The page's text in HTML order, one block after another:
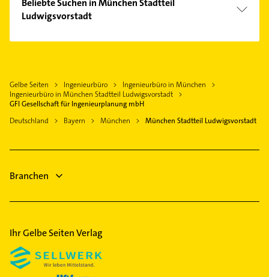
Aubing
Berg am Laim
Bogenhausen
Forstenried
Freiham
Freimann
Harlaching
Laim
Lehel
Lochhausen
Gräfelfing
Ottobrunn
Oberhaching
Karlsfeld
Maler
Steuerberater
Phoniatrie
Lüftungsanlagen
Ludwigsvorstadt
Heizung & Sanitär
Physikalische Therapie
Physiotherapie
Immobilien
Gelbe Seiten Ingenieurbüro
Ingenieurbüro in München
Ingenieurbüro in München Stadtteil Ludwigsvorstadt
GFI Gesellschaft für Ingenieurplanung mbH
Deutschland
Bayern München München Stadtteil Ludwigsvorstadt
Branchen
Ihr Gelbe Seiten Verlag